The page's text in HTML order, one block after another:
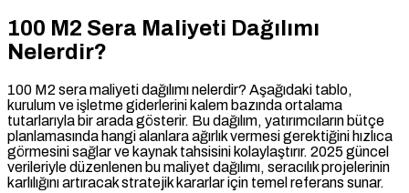
100 M2 Sera Maliyeti Dağılımı
Nelerdir?
100 M2 sera maliyeti dağılımı nelerdir? Aşağıdaki tablo,
kurulum ve işletme giderlerini kalem bazında ortalama
tutarlarıyla bir arada gösterir. Bu dağılım, yatırımcıların bütçe
planlamasında hangi alanlara ağırlık vermesi gerektiğini hızlıca
görmesini sağlar ve kaynak tahsisini kolaylaştırır. 2025 güncel
verileriyle düzenlenen bu maliyet dağılımı, seracılık projelerinin
karlılığını artıracak stratejik kararlar için temel referans sunar.